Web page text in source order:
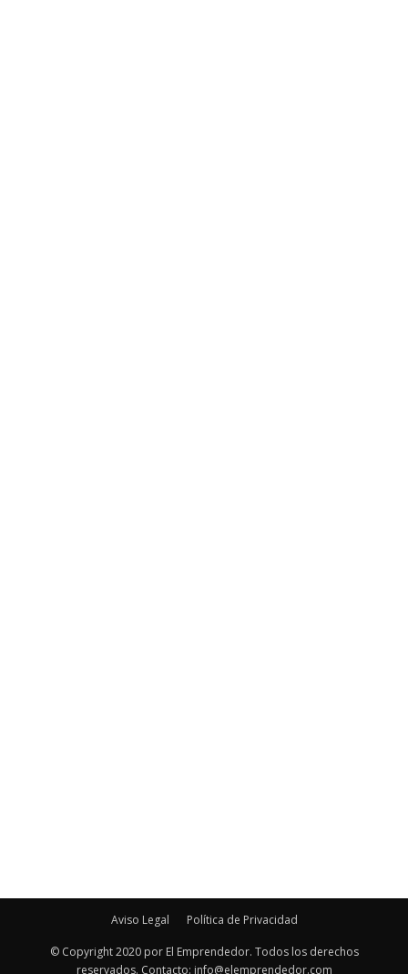
Aviso Legal Política de Privacidad
© Copyright 2020 por El Emprendedor. Todos los derechos
reservados. Contacto: info@elemprendedor.com